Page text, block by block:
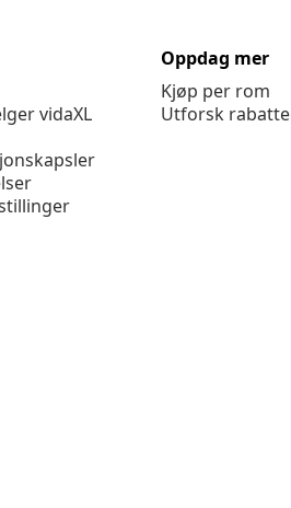
vidaXL
Oppdag mer
Kjøp per rom
Utforsk